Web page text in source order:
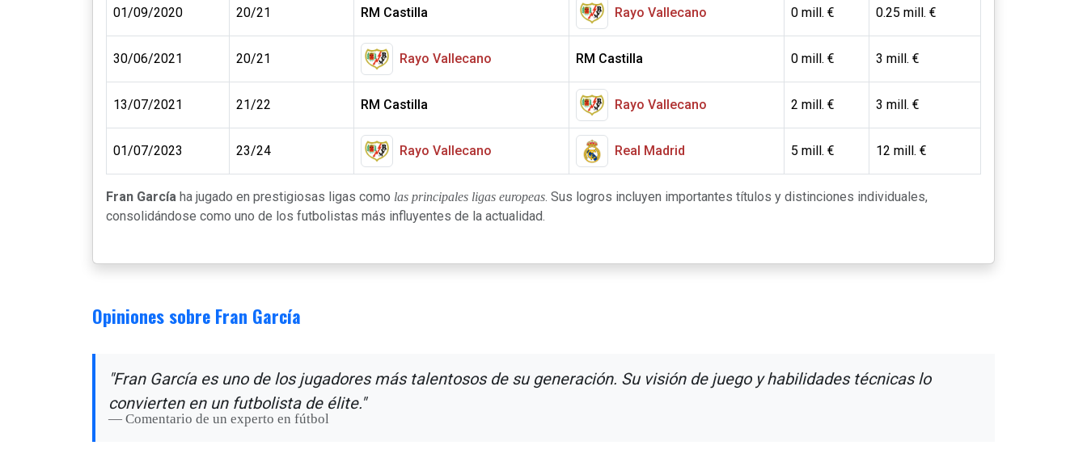
01/09/2020 20/21 RM Castilla Rayo Vallecano 0 mill. € 0.25 mill. €
30/06/2021 20/21 Rayo Vallecano RM Castilla 0 mill. € 3 mill. €
13/07/2021 21/22 RM Castilla Rayo Vallecano 2 mill. € 3 mill. €
01/07/2023 23/24 Rayo Vallecano Real Madrid 5 mill. € 12 mill. €
Fran García ha jugado en prestigiosas ligas como las principales ligas europeas. Sus logros incluyen importantes títulos y distinciones individuales,
consolidándose como uno de los futbolistas más influyentes de la actualidad.
Opiniones sobre Fran García
"Fran García es uno de los jugadores más talentosos de su generación. Su visión de juego y habilidades técnicas lo
convierten en un futbolista de élite."
Comentario de un experto en fútbol